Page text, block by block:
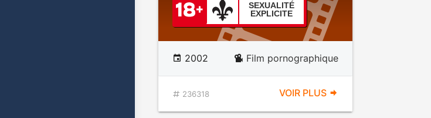
SEXUALITÉ
EXPLICITE
2002 Film pornographique
236318 VOIR PLUS